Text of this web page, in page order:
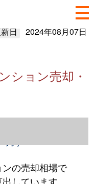
日 2024年08月07日
ション売却・
の売却相場で
しています。